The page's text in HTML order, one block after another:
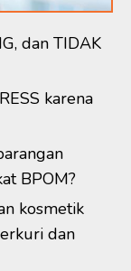
dan TIDAK
karena
BPOM?
kosmetik
dan